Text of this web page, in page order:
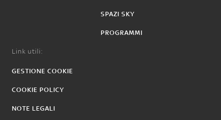
SPAZI SKY
PROGRAMMI
Link utili:
GESTIONE COOKIE
COOKIE POLICY
NOTE LEGALI